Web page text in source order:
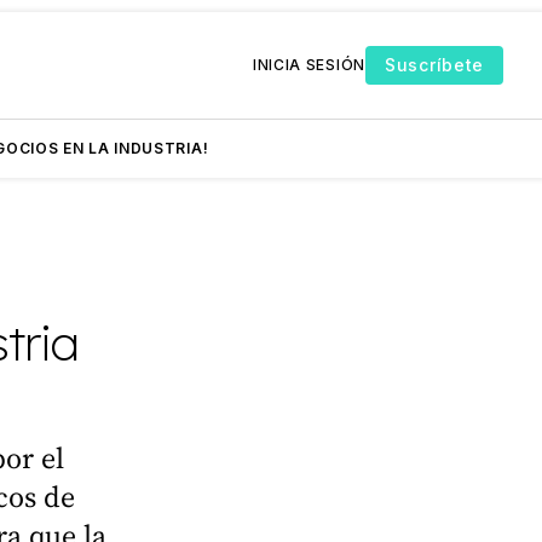
INICIA SESIÓN Suscríbete
EN LA INDUSTRIA!
el
de